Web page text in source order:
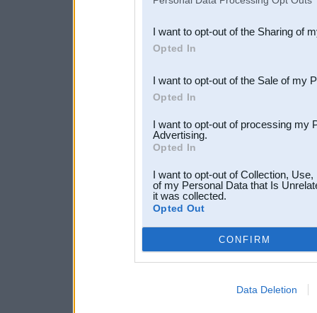
Downstream Participants
third parties.
I want to opt-out of the Sharing of
Opted In
I want to opt-out of the Sale of my
Opted In
I want to opt-out of processing my
Advertising.
Opted In
I want to opt-out of Collection,
of my Personal Data that Is
it was collected.
Opted Out
CONFIRM
Data Deletion